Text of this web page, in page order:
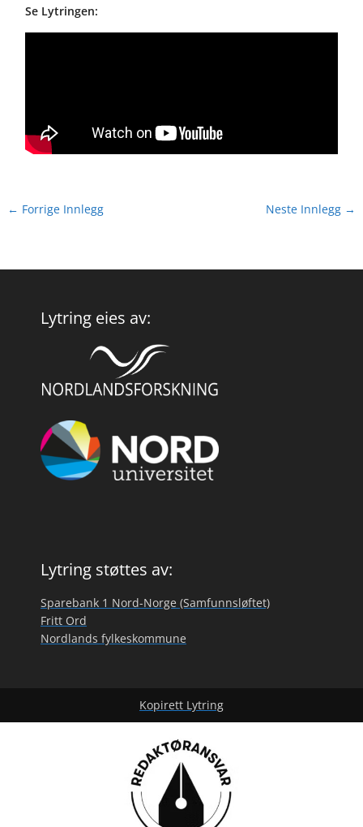
Se Lytringen:
← Forrige Innlegg Neste Innlegg →
Lytring eies av:
Lytring støttes av:
Sparebank 1 Nord-Norge (Samfunnsløftet)
Fritt Ord
Nordlands fylkeskommune
Kopirett Lytring